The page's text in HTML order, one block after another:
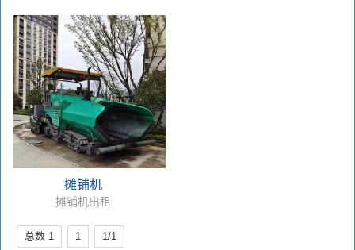
智能更健康 活的不一样
摊铺机
摊铺机出租
总数 1 1 1/1